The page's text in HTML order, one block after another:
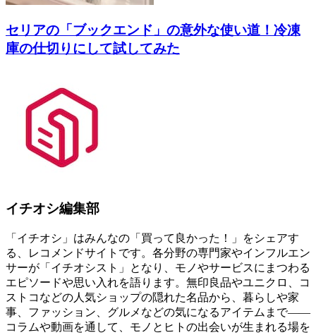
セリアの「ブックエンド」の意外な使い道！冷凍
庫の仕切りにして試してみた
イチオシ編集部
「イチオシ」はみんなの「買って良かった！」をシェアす
る、レコメンドサイトです。各分野の専門家やインフルエン
サーが「イチオシスト」となり、モノやサービスにまつわる
エピソードや思い入れを語ります。無印良品やユニクロ、コ
ストコなどの人気ショップの隠れた名品から、暮らしや家
事、ファッション、グルメなどの気になるアイテムまで――
コラムや動画を通して、モノとヒトの出会いが生まれる場を